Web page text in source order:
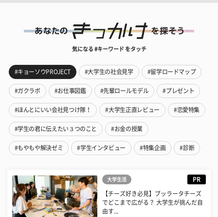
気になる #キーワード をタッチ
#キョーソウPROJECT #大学生の社会見学 #留学ロードマップ
#ガクラボ #お仕事図鑑 #先輩ロールモデル #プレゼント
#ほんとにいい会社見つけ隊！ #大学生正直レビュー #恋愛特集
#学生の君に伝えたい３つのこと #お金の授業
#もやもや解決ゼミ #学生インタビュー #特集企画 #診断
大学生活 PR
【チーズ好き必見】ブッラータチーズ
でどこまで広がる？ 大学生が挑んだ自
由す...